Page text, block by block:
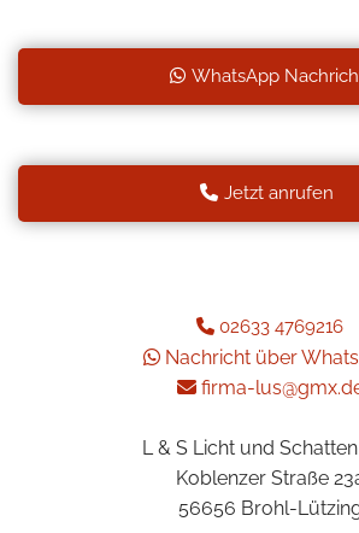
WhatsApp
Jetzt anrufen
 02633 4769216
 Nachricht über
 firma-
L & S Licht und Schatten
Koblenzer Straße
56656 Brohl-